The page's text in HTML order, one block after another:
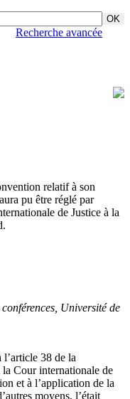
Recherche avancée
relatif à son
pu être réglé par
de Justice à la
Université de
l’article 38 de la
Cour internationale de
et à l’application de la
moyens, l’était